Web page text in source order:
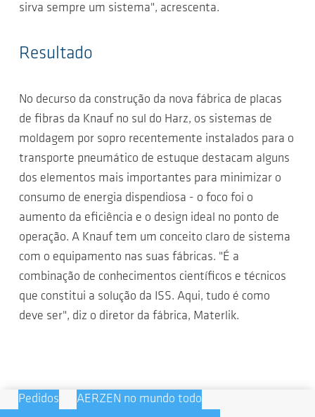
sirva sempre um sistema", acrescenta.
Resultado
No decurso da construção da nova fábrica de placas
de fibras da Knauf no sul do Harz, os sistemas de
moldagem por sopro recentemente instalados para o
transporte pneumático de estuque destacam alguns
dos elementos mais importantes para minimizar o
consumo de energia dispendiosa - o foco foi o
aumento da eficiência e o design ideal no ponto de
operação. A Knauf tem um conceito claro de sistema
com o equipamento nas suas fábricas. "É a
combinação de conhecimentos científicos e técnicos
que constitui a solução da ISS. Aqui, tudo é como
deve ser", diz o diretor da fábrica, Materlik.
Pedidos AERZEN no mundo todo